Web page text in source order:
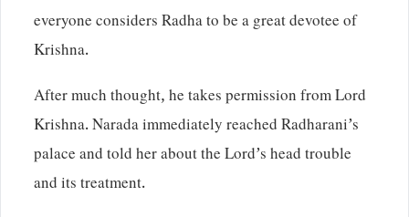
everyone considers Radha to be a great devotee of
Krishna.
After much thought, he takes permission from Lord
Krishna. Narada immediately reached Radharani’s
palace and told her about the Lord’s head trouble
and its treatment.